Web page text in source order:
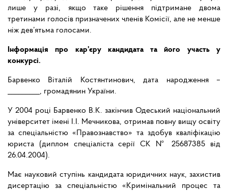
лише у разі, якщо таке рішення підтримане двома
третинами голосів призначених членів Комісії, але не менше
ніж дев’ятьма голосами.
Інформація про кар’єру кандидата та його участь у
конкурсі.
Барвенко Віталій Костянтинович, дата народження –
_________, громадянин України.
У 2004 році Барвенко В.К. закінчив Одеський національний
університет імені І.І. Мечникова, отримав повну вищу освіту
за спеціальністю «Правознавство» та здобув кваліфікацію
юриста (диплом спеціаліста серії СК № 25687385 від
26.04.2004).
Має науковий ступінь кандидата юридичних наук, захистив
дисертацію за спеціальністю «Кримінальний процес та